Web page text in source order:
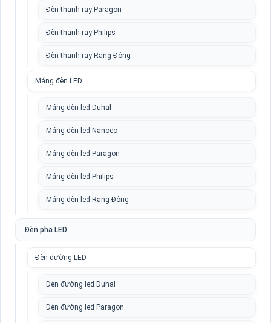
Đèn thanh ray Paragon
Đèn thanh ray Philips
Đèn thanh ray Rạng Đông
Máng đèn LED
Máng đèn led Duhal
Máng đèn led Nanoco
Máng đèn led Paragon
Máng đèn led Philips
Máng đèn led Rạng Đông
Đèn pha LED
Đèn đường LED
Đèn đường led Duhal
Đèn đường led Paragon